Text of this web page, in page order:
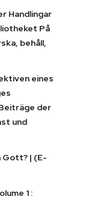
Handlingar
På
behåll,
eines
der
und
Gott? | (E-
1 :